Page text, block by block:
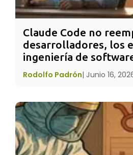
Fotografía:Es el retrato
personas] a quien se
ofrenda. La ofrenda se
a la visita de las almas de
queridos ya difuntos, así
Pueden ser fotos sueltas
inclusive retratos
Claude Code no
desarrolladores, los
ingeniería de
Rodolfo Padrón| Junio 16,